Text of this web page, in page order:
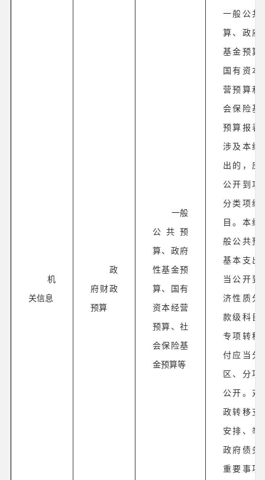
机
关信息
政
府财政
预算
一般
公共预
算、政府
性基金预
算、国有
资本经营
预算、社
会保险基
金预算等
一般公共
算、政府
基金预算
国有资本
营预算和
会保险基
预算报表
涉及本级
出的，应
公开到功
分类项级
目。本级
般公共预
基本支出
当公开到
济性质分
款级科目
专项转移
付应当分
区、分项
公开。对
政转移支
安排、举
政府债务
重要事项